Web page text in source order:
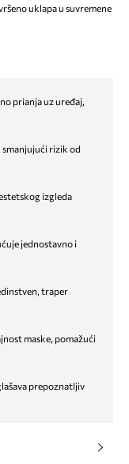
uklapa u suvremene
prianja uz uređaj,
rizik od
izgleda
jednostavno i
traper
maske, pomažući
prepoznatljiv